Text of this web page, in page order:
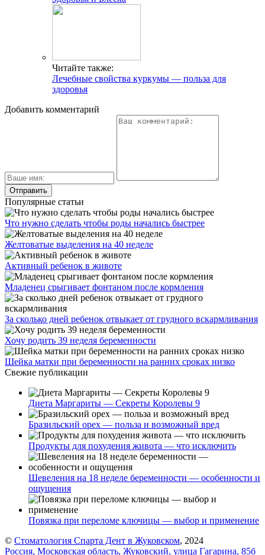
Читайте также:
Лечебные свойства куркумы — польза для
здоровья
Добавить комментарий
Популярные статьи
Что нужно сделать чтобы роды начались быстрее
Желтоватые выделения на 40 неделе
Активный ребенок в животе
Младенец срыгивает фонтаном после кормления
За сколько дней ребенок отвыкает от грудного вскармливания
Хочу родить 39 неделя беременности
Шейка матки при беременности на ранних сроках низко
Свежие публикации
Диета Маргариты — Секреты Королевы 9
Бразильский орех — польза и возможный вред
Продукты для похудения живота — что исключить
Шевеления на 18 неделе беременности — особенности и
ощущения
Повязка при переломе ключицы — выбор и применение
© Стоматология Спарта Дент в Жуковском, 2024
Россия, Московская область, Жуковский, улица Гагарина, 85б